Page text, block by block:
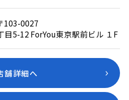
103-0027
5-12 ForYou東京駅前ビル １F
舗詳細へ